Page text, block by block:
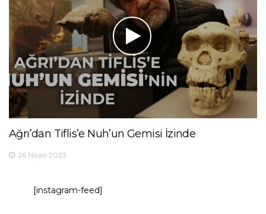
Ağrı’dan Tiflis’e Nuh’un Gemisi İzinde
26 Nisan 2023
[instagram-feed]